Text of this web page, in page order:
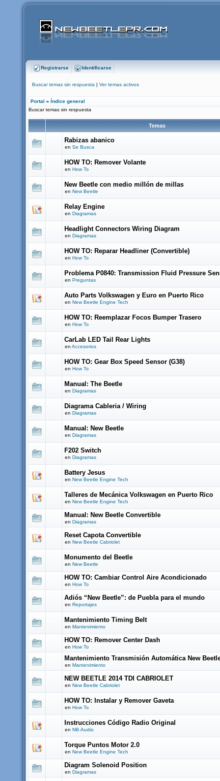
Registrarse Identificarse
Buscar temas sin respuesta | Ver temas activos
Portal » Índice general
Buscar temas sin respuesta
Temas
Rabizas abanico
en Se Busca
HOW TO: Remover Volante
en How To
New Beetle con medio millón de millas
en New Beetle
Relay Engine
en Diagramas
Headlight Connectors Wiring Diagram
en Diagramas
HOW TO: Reparar Headliner (Convertible)
en How To
Problema P0840: Transmission Fluid Pressure
en Preguntas
Auto Parts Volkswagen y Euro en Puerto Rico
en New Beetle Engine Tech
HOW TO: Reemplazar Focos Bumper Trasero
en How To
CarLab LED Tail Rear Lights
en Accesorios
HOW TO: Gear Box Speed Sensor (G38)
en How To
Manual: The Beetle
en Diagramas
Diagrama Cableria / Wiring
en Diagramas
Manual: New Beetle
en Diagramas
F202 Switch
en Diagramas
Battery Jesus
en New Beetle Engine Tech
Talleres de Mecánica Volkswagen en Puerto Rico
en New Beetle Engine Tech
Manual: New Beetle Convertible
en Diagramas
Reset Capota Convertible
en New Beetle Cabriolet
Monumento del Beetle
en New Beetle
HOW TO: Cambiar Control Aire Acondicionado
en How To
Adiós “New Beetle”: de Puebla para el mundo
en Reportajes
Mantenimiento Timing Belt
en Mantenimiento
HOW TO: Remover Center Dash
en How To
Mantenimiento Transmisión Automática New
en Mantenimiento
NEW BEETLE 2014 TDI CABRIOLET
en New Beetle Cabriolet
HOW TO: Instalar y Remover Gaveta
en How To
Instrucciones Código Radio Original
en NB-Audio
Torque Puntos Motor 2.0
en New Beetle Engine Tech
Diagram Solenoid Position
en Diagramas